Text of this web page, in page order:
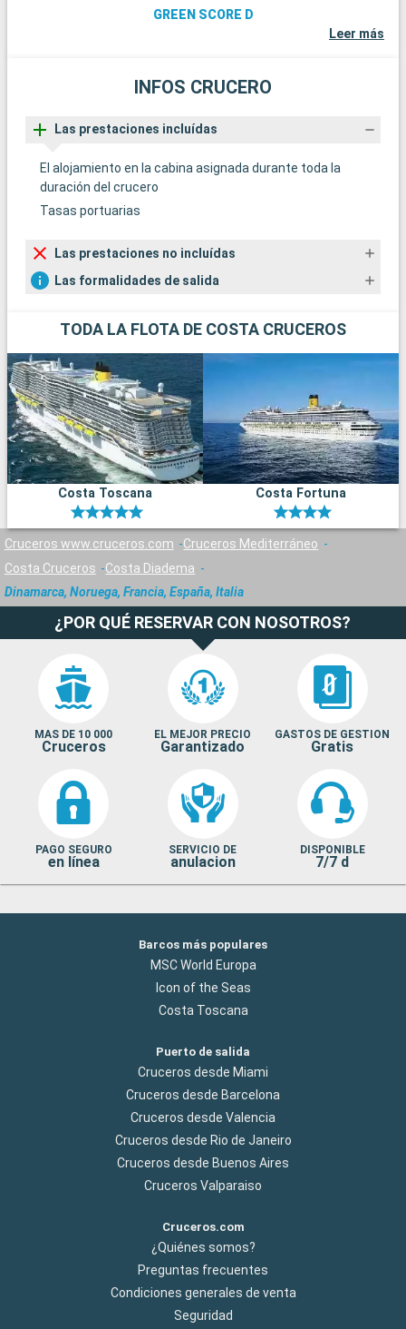
GREEN SCORE D
Leer más
INFOS CRUCERO
Las prestaciones incluídas
El alojamiento en la cabina asignada durante toda la
duración del crucero
Tasas portuarias
Las prestaciones no incluídas
Las formalidades de salida
TODA LA FLOTA DE COSTA CRUCEROS
Costa Toscana Costa Fortuna
Cruceros www.cruceros.com
Cruceros Mediterráneo
Costa Cruceros
Costa Diadema
Dinamarca, Noruega, Francia, España, Italia
¿POR QUÉ RESERVAR CON NOSOTROS?
MAS DE 10 000
Cruceros
EL MEJOR PRECIO
Garantizado
GASTOS DE GESTION
Gratis
PAGO SEGURO
en línea
SERVICIO DE
anulacion
DISPONIBLE
7/7 d
Barcos más populares
MSC World Europa
Icon of the Seas
Costa Toscana
Puerto de salida
Cruceros desde Miami
Cruceros desde Barcelona
Cruceros desde Valencia
Cruceros desde Rio de Janeiro
Cruceros desde Buenos Aires
Cruceros Valparaiso
Cruceros.com
¿Quiénes somos?
Preguntas frecuentes
Condiciones generales de venta
Seguridad